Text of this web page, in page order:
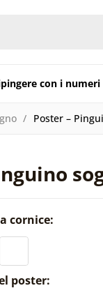
con i numeri
Poster –
cornice:
poster: